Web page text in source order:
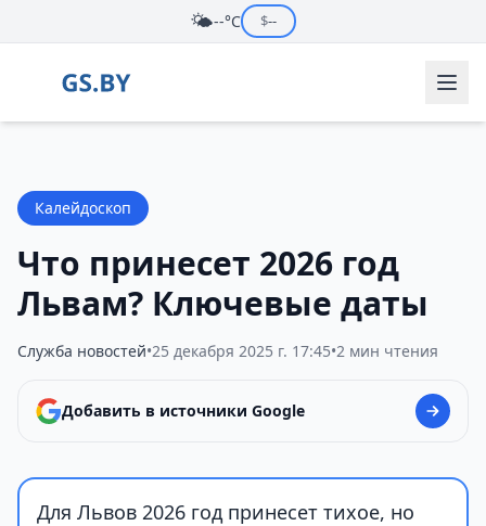
🌤️--°C $--
Калейдоскоп
Что принесет 2026 год
Львам? Ключевые даты
Служба новостей•25 декабря 2025 г. 17:45•2 мин чтения
Добавить в источники Google
Для Львов 2026 год принесет тихое, но